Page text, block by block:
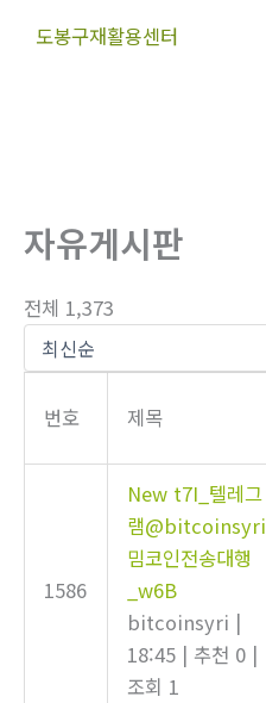
도봉구재활용센터
자유게시판
전체 1,373
번호 제목
1586
New t7I_텔레그
램@bitcoinsyri
밈코인전송대행
_w6B
bitcoinsyri |
18:45 | 추천 0 |
조회 1